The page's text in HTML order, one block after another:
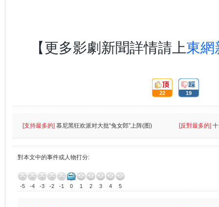
【更多影劇新聞詳情請上東
頂:
22
踩:
19
[支持最多的] 慕尼黑狂欢派对大批“兔女郎”上阵(图) [反對最多的]
對本文中的事件或人物打分:
-5 -4 -3 -2 -1 0 1 2 3 4 5